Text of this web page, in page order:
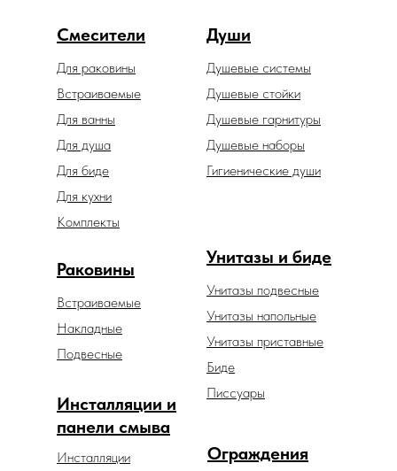
Смесители Души
Душевые гарнитуры
Душевые системы
Гигиенические души
Душевые наборы
Унитазы и биде
Унитазы подвесные
Унитазы напольные
Унитазы приставные
Раковины
Встраиваемые
Накладные
Подвесные
Встраиваемые
Для биде
Для ванны
Для душа
Для раковины
Для кухни
Ограждения
Душевые стойки
Биде
Инсталляции и
панели смыва
Инсталляции
Комплекты
Писсуары